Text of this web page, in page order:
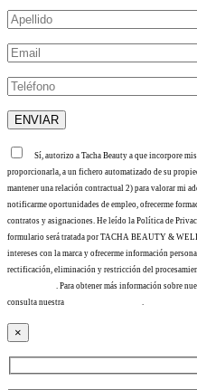
Sí, autorizo a Tacha Beauty a que incorpore
proporcionarla, a un fichero automatizado de su
mantener una relación contractual 2) para valorar mi
notificarme oportunidades de empleo, ofrecerme
contratos y asignaciones. He leído la Política de
formulario será tratada por TACHA BEAUTY &
intereses con la marca y ofrecerme información
rectificación, eliminación y restricción del
. Para obtener más información sobre
consulta nuestra
.
×